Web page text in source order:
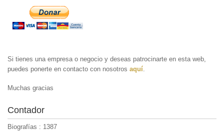
Si tienes una empresa o negocio y deseas patrocinarte en esta web,
puedes ponerte en contacto con nosotros aquí
Muchas gracias
Contador
Biografías : 1387